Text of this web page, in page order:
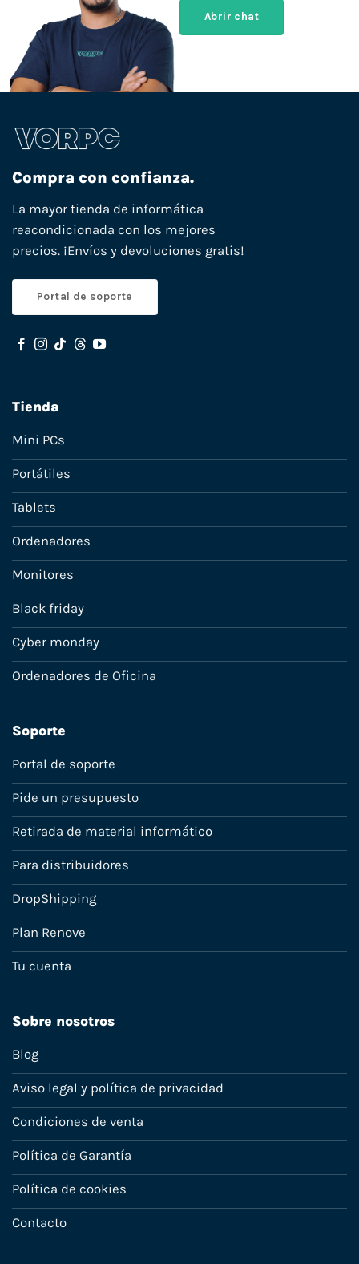
Abrir chat
Compra con confianza.
La mayor tienda de informática
reacondicionada con los mejores
precios. ¡Envíos y devoluciones gratis!
Portal de soporte
Tienda
Mini PCs
Portátiles
Tablets
Ordenadores
Monitores
Black friday
Cyber monday
Ordenadores de Oficina
Soporte
Portal de soporte
Pide un presupuesto
Retirada de material informático
Para distribuidores
DropShipping
Plan Renove
Tu cuenta
Sobre nosotros
Blog
Aviso legal y política de privacidad
Condiciones de venta
Política de Garantía
Política de cookies
Contacto